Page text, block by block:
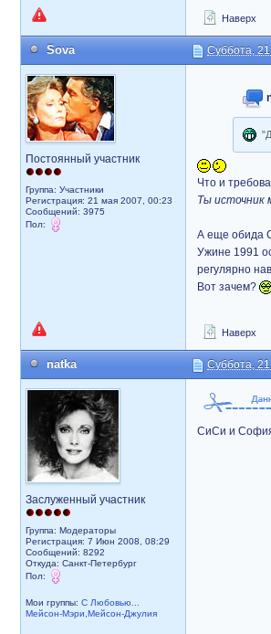
Наверх
Sova Суббота,
Постоянный участник
Группа: Участники
Регистрация: 21 мая 2007, 00:23
Сообщений: 3975
Пол:
Что и
Ты источник
А еще обида
Ужине 1991
регулярно
Вот зачем?
Наверх
natka Суббота,
Заслуженный участник
Группа: Модераторы
Регистрация: 7 Июн 2008, 08:29
Сообщений: 8292
Откуда: Санкт-Петербург
Пол:
Мои группы: С Любовью...
Мейсон-Мэри,Мейсон-Джулия
СиСи и